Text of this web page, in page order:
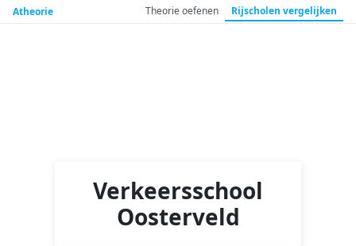
Atheorie Theorieoefenen Rijscholen vergelijken
Verkeersschool
Oosterveld